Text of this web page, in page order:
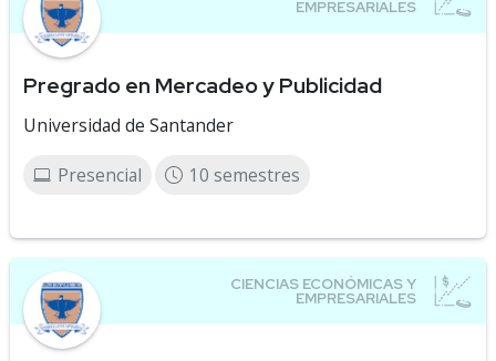
Pregrado en Mercadeo y Publicidad
Universidad de Santander
Presencial 10 semestres